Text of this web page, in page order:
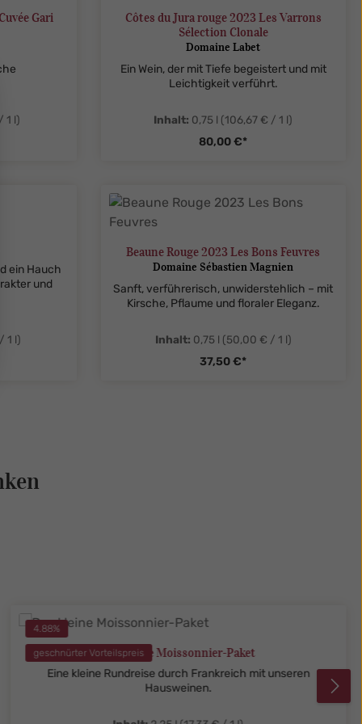
Gari
1 l)
Côtes du Jura rouge 2023 Les Varrons
Sélection Clonale
Domaine Labet
Ein Wein, der mit Tiefe begeistert und mit
Leichtigkeit verführt.
Inhalt: 0,75 l (106,67 € / 1 l)
80,00 €*
ein Hauch
und
1 l)
Beaune Rouge 2023 Les Bons Feuvres
Domaine Sébastien Magnien
Sanft, verführerisch, unwiderstehlich – mit
Kirsche, Pflaume und floraler Eleganz.
Inhalt: 0,75 l (50,00 € / 1 l)
37,50 €*
4.88%
geschnürter VorteilspreisDas kleine Moissonnier-Paket
Eine kleine Rundreise durch Frankreich mit unseren
Hausweinen.